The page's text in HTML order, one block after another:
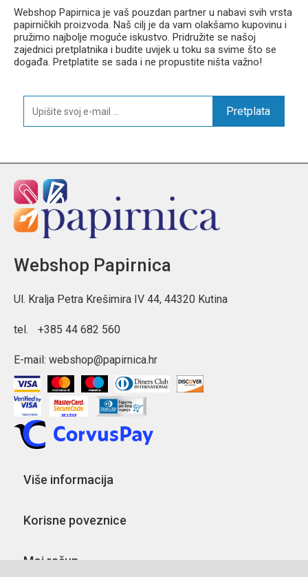
Webshop Papirnica je vaš pouzdan partner u nabavi svih vrsta
papirničkih proizvoda. Naš cilj je da vam olakšamo kupovinu i
pružimo najbolje moguće iskustvo. Pridružite se našoj
zajednici pretplatnika i budite uvijek u toku sa svime što se
događa. Pretplatite se sada i ne propustite ništa važno!
Pretplata
Webshop Papirnica
Ul. Kralja Petra Krešimira IV 44, 44320 Kutina
tel. +385 44 682 560
E-mail: webshop@papirnica.hr
Više informacija
Korisne poveznice
Moj račun